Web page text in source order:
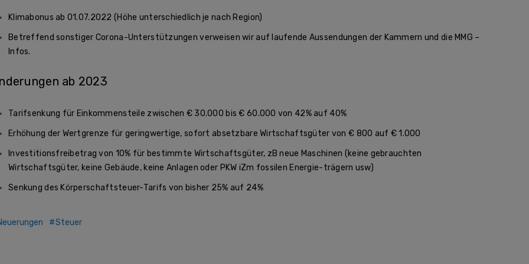
Klimabonus ab 01.07.2022 (Höhe unterschiedlich je nach Region)
Betreffend sonstiger Corona-Unterstützungen verweisen wir auf laufende Aussendungen der Kammern und die MMG –
Infos.
ab 2023
Tarifsenkung für Einkommensteile zwischen € 30.000 bis € 60.000 von 42% auf 40%
Erhöhung der Wertgrenze für geringwertige, sofort absetzbare Wirtschaftsgüter von € 800 auf € 1.000
Investitionsfreibetrag von 10% für bestimmte Wirtschaftsgüter, zB neue Maschinen (keine gebrauchten
Wirtschaftsgüter, keine Gebäude, keine Anlagen oder PKW iZm fossilen Energie-trägern usw)
Senkung des Körperschaftsteuer-Tarifs von bisher 25% auf 24%
Steuer